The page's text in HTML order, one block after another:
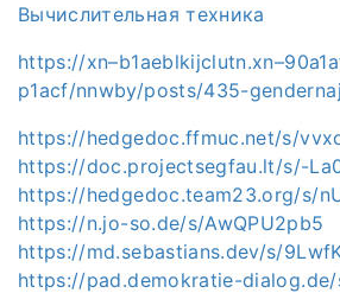
Вычислительная техника
https://
p1acf/nnwby/posts/435-
https://hedgedoc.ffmuc.net/s/
https://doc.projectsegfau.lt/s/-
https://hedgedoc.team23.org/s/
https://n.jo-so.de/s/AwQPU2pb5
https://md.sebastians.dev/s/
https://pad.demokratie-dialog.de/